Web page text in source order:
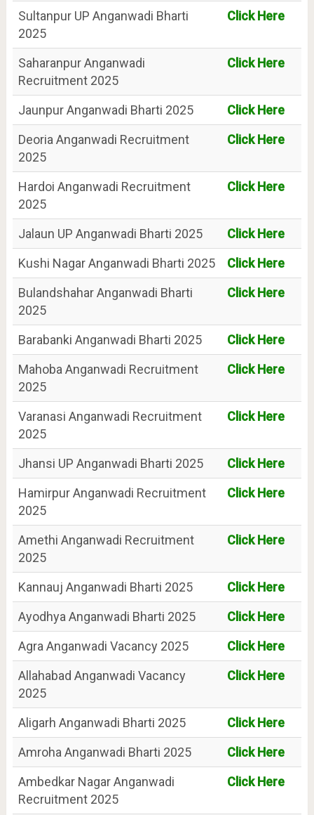
Sultanpur UP Anganwadi Bharti
2025
Click Here
Saharanpur Anganwadi
Recruitment 2025
Click Here
Jaunpur Anganwadi Bharti 2025
Click Here
Deoria Anganwadi Recruitment
2025
Click Here
Hardoi Anganwadi Recruitment
2025
Click Here
Jalaun UP Anganwadi Bharti 2025
Click Here
Kushi Nagar Anganwadi Bharti 2025
Click Here
Bulandshahar Anganwadi Bharti
2025
Click Here
Barabanki Anganwadi Bharti 2025
Click Here
Mahoba Anganwadi Recruitment
2025
Click Here
Varanasi Anganwadi Recruitment
2025
Click Here
Jhansi UP Anganwadi Bharti 2025
Click Here
Hamirpur Anganwadi Recruitment
2025
Click Here
Amethi Anganwadi Recruitment
2025
Click Here
Kannauj Anganwadi Bharti 2025
Click Here
Ayodhya Anganwadi Bharti 2025
Click Here
Agra Anganwadi Vacancy 2025
Click Here
Allahabad Anganwadi Vacancy
2025
Click Here
Aligarh Anganwadi Bharti 2025
Click Here
Amroha Anganwadi Bharti 2025
Click Here
Ambedkar Nagar Anganwadi
Recruitment 2025
Click Here